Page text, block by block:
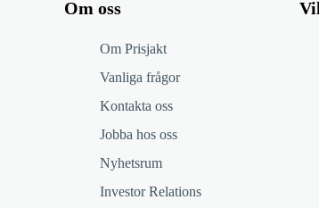
Om oss
Om Prisjakt
Vanliga frågor
Kontakta oss
Jobba hos oss
Nyhetsrum
Investor Relations